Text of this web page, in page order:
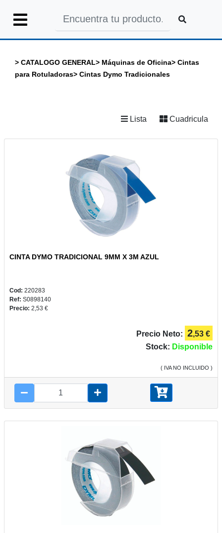
> CATALOGO GENERAL> Máquinas de Oficina> Cintas
para Rotuladoras> Cintas Dymo Tradicionales
Lista Cuadricula
CINTA DYMO TRADICIONAL 9MM X 3M AZUL
Cod: 220283
Ref: S0898140
Precio: 2,53 €
Precio Neto: 2,53 €
Stock: Disponible
( IVA NO INCLUIDO )
Sesión
CATALOGO
PLUS
CAMPUS
JUEGOS
CONSUMIBLES